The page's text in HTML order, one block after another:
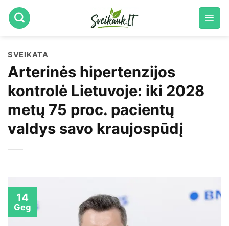
Skip
to
SVEIKATA
Arterinės hipertenzijos
kontrolė Lietuvoje: iki 2028
metų 75 proc. pacientų
valdys savo kraujospūdį
14
Geg